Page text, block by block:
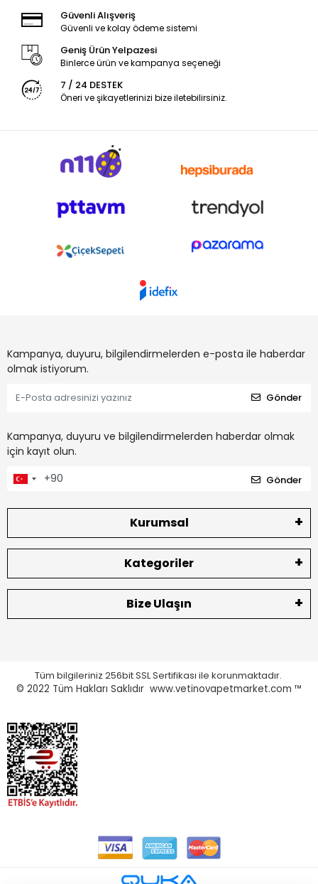
Güvenli Alışveriş
Güvenli ve kolay ödeme sistemi
Geniş Ürün Yelpazesi
Binlerce ürün ve kampanya seçeneği
7 / 24 DESTEK
Öneri ve şikayetlerinizi bize iletebilirsiniz.
Kampanya, duyuru, bilgilendirmelerden e-posta ile haberdar
olmak istiyorum.
Gönder
Kampanya, duyuru ve bilgilendirmelerden haberdar olmak
için kayıt olun.
Gönder
Kurumsal
Kategoriler
Bize Ulaşın
Tüm bilgileriniz 256bit SSL Sertifikası ile korunmaktadır.
© 2022 Tüm Hakları Saklıdır www.vetinovapetmarket.com ™